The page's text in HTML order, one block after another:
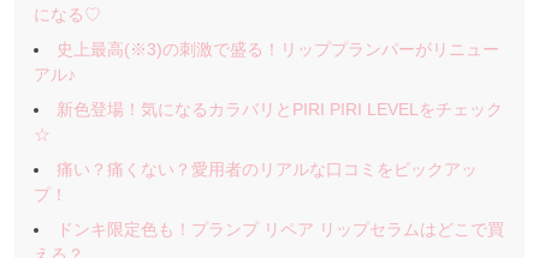
になる♡
史上最高(※3)の刺激で盛る！リッププランパーがリニュー
アル♪
新色登場！気になるカラバリとPIRI PIRI LEVELをチェック
☆
痛い？痛くない？愛用者のリアルな口コミをピックアッ
プ！
ドンキ限定色も！プランプ リペア リップセラムはどこで買